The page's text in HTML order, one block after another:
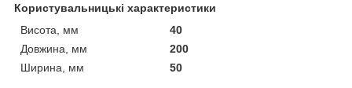
Користувальницькі характеристики
Висота, мм
40
Довжина, мм
200
Ширина, мм
50